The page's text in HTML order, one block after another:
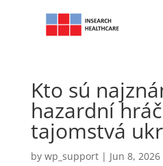
Kto sú
hazardní
tajomstvá
by wp_support| Jun 8, 2026